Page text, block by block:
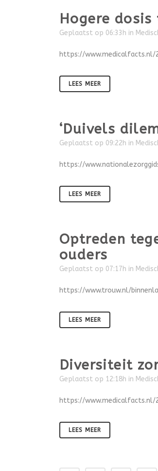
Hogere
Geplaatst op 06:33h in
https://
LEES MEER
‘Duivels
Geplaatst op 09:22h in
https://
LEES MEER
Optreden
ouders
Geplaatst op 07:17h in
https://www.trouw.nl/
LEES MEER
Diversiteit
Geplaatst op 12:18h in
https://www.medicalfacts.nl/
LEES MEER